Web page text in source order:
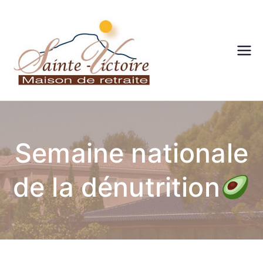
Maison
de
retraite
– Sainte
victoire
– Aix en
Provenc
Semaine nationale
de la dénutrition